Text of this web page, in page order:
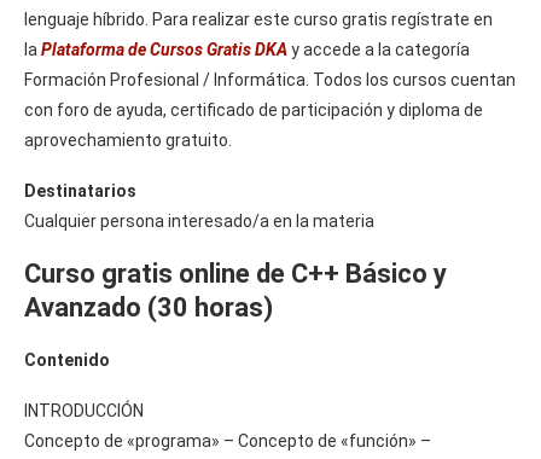
lenguaje híbrido. Para realizar este curso gratis regístrate en
la Plataforma de Cursos Gratis DKAy accede a la categoría
Formación Profesional / Informática. Todos los cursos cuentan
con foro de ayuda, certificado de participación y diploma de
aprovechamiento gratuito.
Destinatarios
Cualquier persona interesado/a en la materia
Curso gratis online de C++ Básico y
Avanzado (30 horas)
Contenido
INTRODUCCIÓN
Concepto de «programa» – Concepto de «función» –